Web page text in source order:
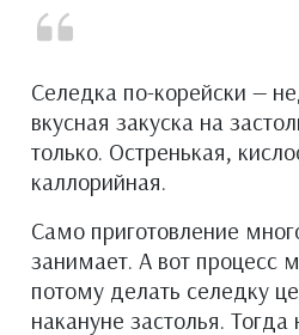
Селедка по-корейски —
вкусная закуска на
только. Остренькая,
каллорийная.
Само приготовление
занимает. А вот процесс
потому делать селедку
накануне застолья.